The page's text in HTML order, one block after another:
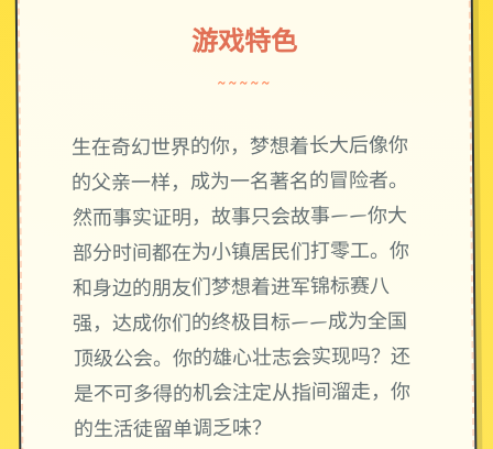
游戏特色
~~~~~
生在奇幻世界的你，梦想着长大后像你
的父亲一样，成为一名著名的冒险者。
然而事实证明，故事只会故事——你大
部分时间都在为小镇居民们打零工。你
和身边的朋友们梦想着进军锦标赛八
强，达成你们的终极目标——成为全国
顶级公会。你的雄心壮志会实现吗？还
是不可多得的机会注定从指间溜走，你
的生活徒留单调乏味？